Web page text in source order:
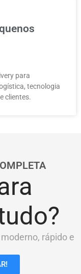
para
tecnologia
clientes.
rápido e